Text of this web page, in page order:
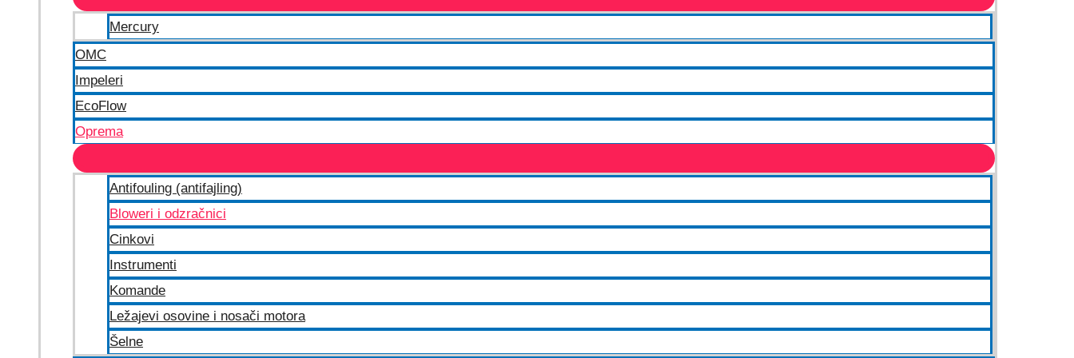
Mercury
OMC
Impeleri
EcoFlow
Oprema
Antifouling (antifajling)
Bloweri i odzračnici
Cinkovi
Instrumenti
Komande
Ležajevi osovine i nosači motora
Šelne